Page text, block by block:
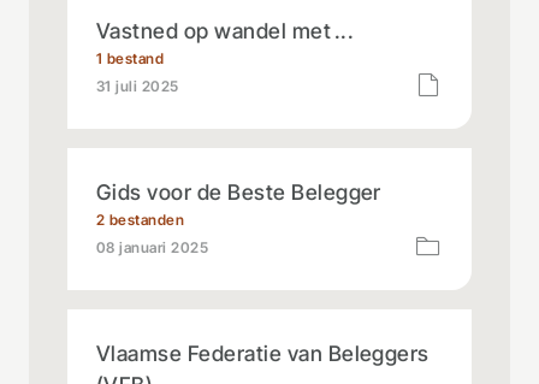
Vastned op wandel met ...
1 bestand
31 juli 2025
Gids voor de Beste Belegger
2 bestanden
08 januari 2025
Vlaamse Federatie van Beleggers